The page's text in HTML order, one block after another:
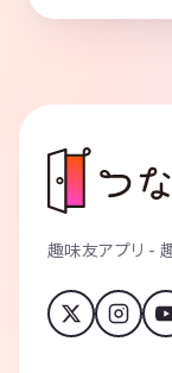
趣味友アプリ -